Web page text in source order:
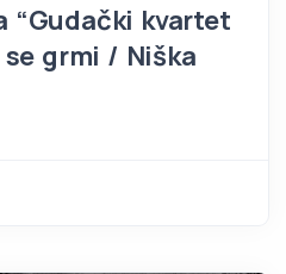
“Gudački kvartet
grmi / Niška